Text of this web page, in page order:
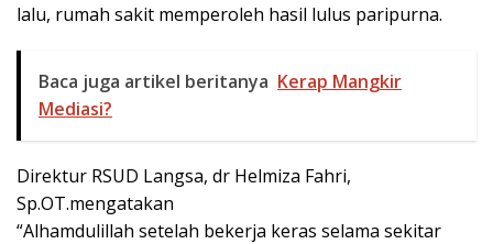
lalu, rumah sakit memperoleh hasil lulus paripurna.
Baca juga artikel beritanya Kerap Mangkir
Mediasi?
Direktur RSUD Langsa, dr Helmiza Fahri,
Sp.OT.mengatakan
“Alhamdulillah setelah bekerja keras selama sekitar